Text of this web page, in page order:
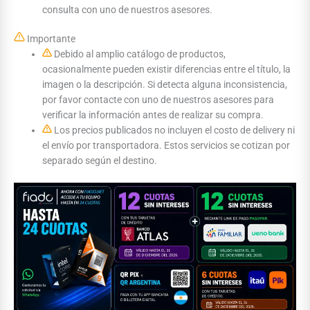
consulta con uno de nuestros asesores.
Importante
Debido al amplio catálogo de productos,
ocasionalmente pueden existir diferencias entre el título, la
imagen o la descripción. Si detecta alguna inconsistencia,
por favor contacte con uno de nuestros asesores para
verificar la información antes de realizar su compra.
Los precios publicados no incluyen el costo de delivery ni
el envío por transportadora. Estos servicios se cotizan por
separado según el destino.